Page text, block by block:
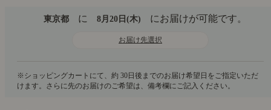
東京都 に 8月20日(木) にお届けが可能です。
お届け先選択